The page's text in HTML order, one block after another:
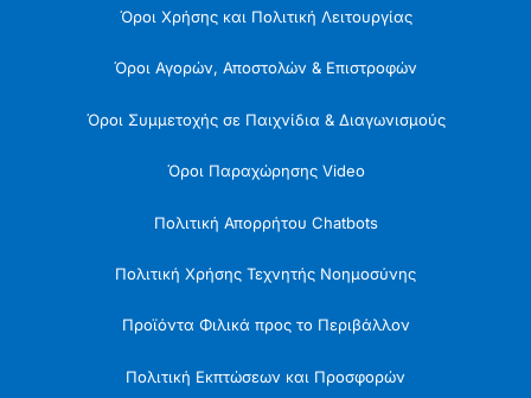
Όροι Χρήσης και Πολιτική Λειτουργίας
Όροι Αγορών, Αποστολών & Επιστροφών
Όροι Συμμετοχής σε Παιχνίδια & Διαγωνισμούς
Όροι Παραχώρησης Video
Πολιτική Απορρήτου Chatbots
Πολιτική Χρήσης Τεχνητής Νοημοσύνης
Προϊόντα Φιλικά προς το Περιβάλλον
Πολιτική Εκπτώσεων και Προσφορών